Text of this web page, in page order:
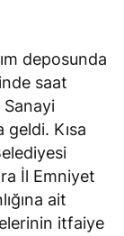
deposunda
saat
Sanayi
Kısa
İl Emniyet
ait
itfaiye